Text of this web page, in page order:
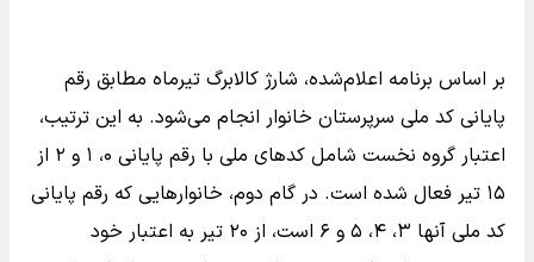
بر اساس برنامه اعلام‌شده، شارژ کالابرگ تیرماه مطابق رقم
پایانی کد ملی سرپرستان خانوار انجام می‌شود. به این ترتیب،
اعتبار گروه نخست شامل کدهای ملی با رقم پایانی ۰، ۱ و ۲ از
۱۵ تیر فعال شده است. در گام دوم، خانوارهایی که رقم پایانی
کد ملی آنها ۳، ۴، ۵ و ۶ است، از ۲۰ تیر به اعتبار خود